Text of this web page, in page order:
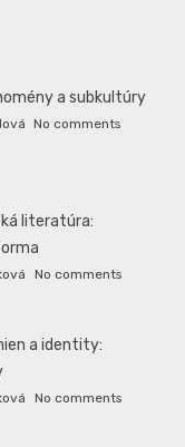
a subkultúry
No comments
literatúra:
No comments
a identity:
No comments